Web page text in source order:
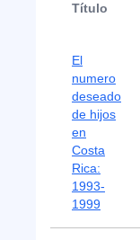
Título
El
numero
deseado
de hijos
en
Costa
Rica:
1993-
1999